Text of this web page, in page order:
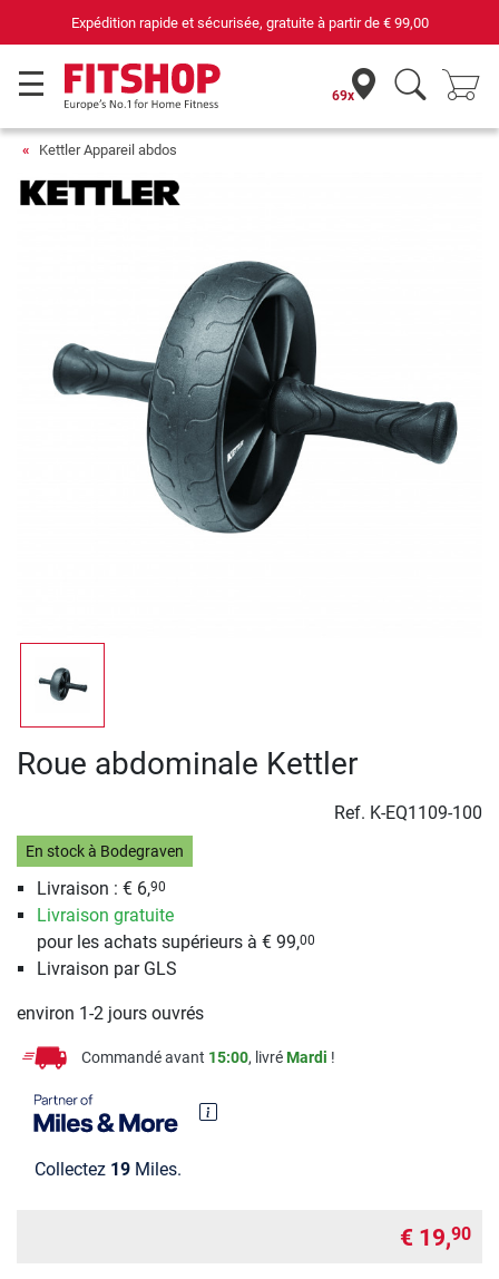
Expédition rapide et sécurisée, gratuite à partir de € 99,00
69x
Kettler Appareil abdos
Roue abdominale Kettler
Ref. K-EQ1109-100
En stock à Bodegraven
Livraison : € 6,90
Livraison gratuite
pour les achats supérieurs à € 99,00
Livraison par GLS
environ 1-2 jours ouvrés
Commandé avant 15:00, livréMardi !
Collectez 19 Miles.
€ 19,90